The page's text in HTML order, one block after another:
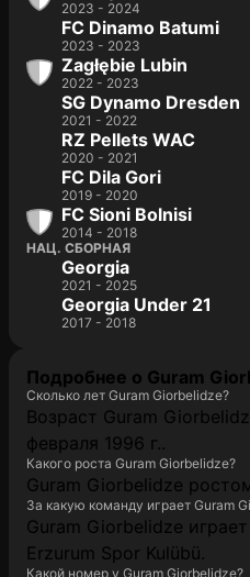
2023 - 2024
FC Dinamo Batumi
2023 - 2023
Zagłębie Lubin
2022 - 2023
SG Dynamo Dresden
2021 - 2022
RZ Pellets WAC
2020 - 2021
FC Dila Gori
2019 - 2020
FC Sioni Bolnisi
2014 - 2018
НАЦ. СБОРНАЯ
Georgia
2021 - 2025
Georgia Under 21
2017 - 2018
Подробнее о Guram
Сколько лет Guram Giorbelidze?
Возраст Guram
февраля 1996 г..
Какого роста Guram Giorbelidze?
Guram Giorbelidze
За какую команду играет Guram
Guram Giorbelidze
Erzurum Spor Kulübü.
Какой номер у Guram Giorbelidze?